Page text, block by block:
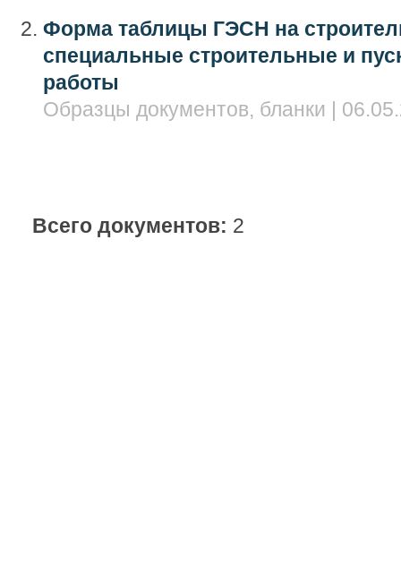
Форма таблицы ГЭСН на
специальные строительные и
работы
Образцы документов, бланки |
Всего документов: 2